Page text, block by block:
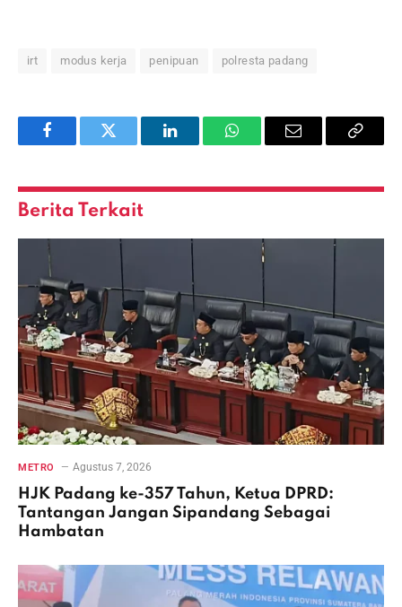
irt modus kerja penipuan polresta padang
FacebookTwitter LinkedInWhatsAppEmail
Copy
Berita Terkait
METRO Agustus 7, 2026
HJK Padang ke-357 Tahun, Ketua DPRD:
Tantangan Jangan Sipandang Sebagai
Hambatan